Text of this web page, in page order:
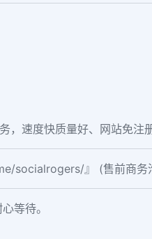
，速度快质量好、网站免注
socialrogers/』 (售前商务
等待。